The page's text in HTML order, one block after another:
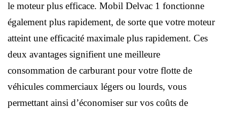
le moteur plus efficace. Mobil Delvac 1 fonctionne
également plus rapidement, de sorte que votre moteur
atteint une efficacité maximale plus rapidement. Ces
deux avantages signifient une meilleure
consommation de carburant pour votre flotte de
véhicules commerciaux légers ou lourds, vous
permettant ainsi d’économiser sur vos coûts de